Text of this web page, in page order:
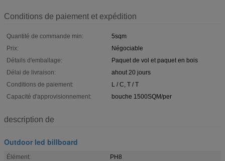
Conditions de paiement et expédition
Quantité de commande min:
5sqm
Prix:
Négociable
Détails d'emballage:
Paquet de vol et paquet en bois
Délai de livraison:
ahout 20 jours
Conditions de paiement:
L / C, T / T
Capacité d'approvisionnement:
bouche 1500SQM/per
description de
Outdoor led billboard
Élément:
PH8